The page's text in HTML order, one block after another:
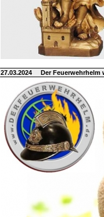
27.03.2024 Der